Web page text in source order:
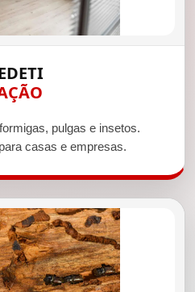
pulgas e insetos.
casas e empresas.